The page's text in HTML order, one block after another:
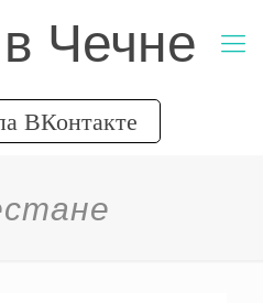
Чечне
ВКонтакте